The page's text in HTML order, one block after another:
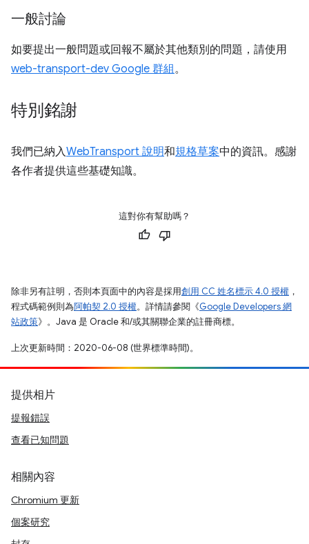
一般討論
如要提出一般問題或回報不屬於其他類別的問題，請使用
web-transport-dev Google 群組。
特別銘謝
我們已納入WebTransport 說明和規格草案中的資訊。感謝
各作者提供這些基礎知識。
這對你有幫助嗎？
除非另有註明，否則本頁面中的內容是採用創用 CC 姓名標示 4.0 授權 ，
程式碼範例則為阿帕契 2.0 授權。詳情請參閱《Google Developers 網
站政策》。Java 是 Oracle 和/或其關聯企業的註冊商標。
上次更新時間：2020-06-08 (世界標準時間)。
提供相片
提報錯誤
查看已知問題
相關內容
Chromium 更新
個案研究